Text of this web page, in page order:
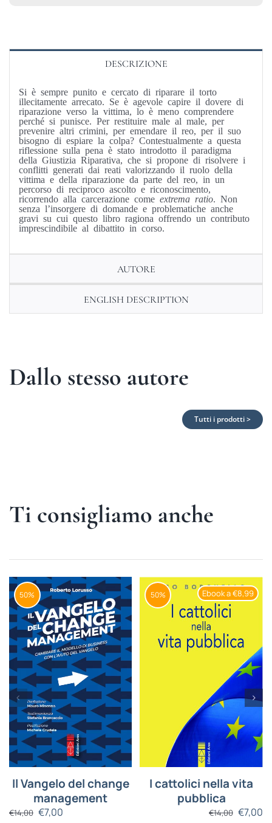
DESCRIZIONE
Si è sempre punito e cercato di riparare il torto
illecitamente arrecato. Se è agevole capire il dovere di
riparazione verso la vittima, lo è meno comprendere
perché si punisce. Per restituire male al male, per
prevenire altri crimini, per emendare il reo, per il suo
bisogno di espiare la colpa? Contestualmente a questa
riflessione sulla pena è stato introdotto il paradigma
della Giustizia Riparativa, che si propone di risolvere i
conflitti generati dai reati valorizzando il ruolo della
vittima e della riparazione da parte del reo, in un
percorso di reciproco ascolto e riconoscimento,
ricorrendo alla carcerazione comeextrema ratio. Non
senza l’insorgere di domande e problematiche anche
gravi su cui questo libro ragiona offrendo un contributo
imprescindibile al dibattito in corso.
AUTORE
ENGLISH DESCRIPTION
Dallo stesso autore
Tutti i prodotti >
Ti consigliamo anche
50%
Il Vangelo del change
management
€14,00 €7,00
Ebook a €8,99
50%
I cattolici nella vita
pubblica
€14,00 €7,00